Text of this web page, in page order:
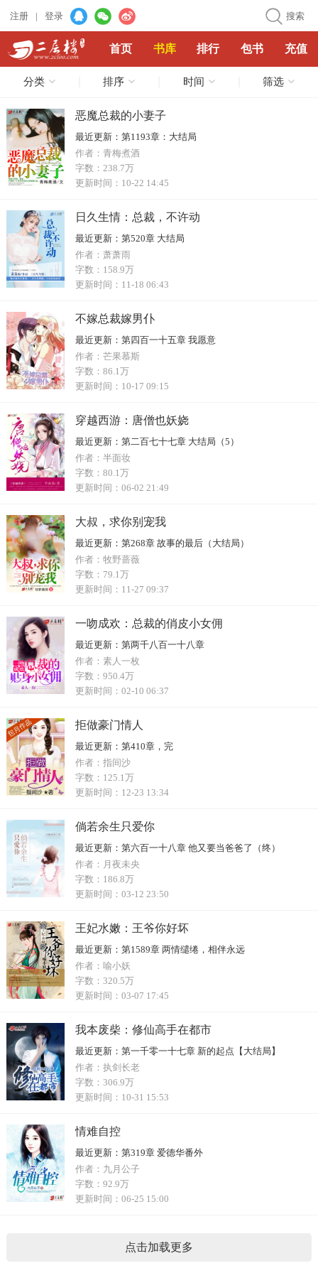
注册 | 登录 搜索
首页 书库 排行 包书 充值
分类 排序 时间 筛选
恶魔总裁的小妻子
最近更新： 第1193章：大结局
作者： 青梅煮酒
字数： 238.7万
更新时间： 10-22 14:45
日久生情：总裁，不许动
最近更新：
第520章 大结局
作者： 萧萧雨
字数： 158.9万
更新时间： 11-18 06:43
不嫁总裁嫁男仆
最近更新： 第四百一十五章 我愿意
作者： 芒果慕斯
字数： 86.1万
更新时间： 10-17 09:15
穿越西游：唐僧也妖娆
最近更新： 第二百七十七章 大结局（5）
作者： 半面妆
字数： 80.1万
更新时间： 06-02 21:49
大叔，求你别宠我
最近更新： 第268章 故事的最后（大结局）
作者： 牧野蔷薇
字数： 79.1万
更新时间： 11-27 09:37
一吻成欢：总裁的俏皮小女佣
最近更新： 第两千八百一十八章
作者： 素人一枚
字数： 950.4万
更新时间： 02-10 06:37
拒做豪门情人
最近更新： 第410章，完
作者： 指间沙
字数： 125.1万
更新时间： 12-23 13:34
倘若余生只爱你
最近更新： 第六百一十八章 他又要当爸爸了（终）
作者： 月夜未央
字数： 186.8万
更新时间： 03-12 23:50
王妃水嫩：王爷你好坏
最近更新： 第1589章 两情缱绻，相伴永远
作者： 喻小妖
字数： 320.5万
更新时间： 03-07 17:45
我本废柴：修仙高手在都市
最近更新： 第一千零一十七章 新的起点【大结局】
作者： 执剑长老
字数： 306.9万
更新时间： 10-31 15:53
情难自控
最近更新： 第319章 爱德华番外
作者： 九月公子
字数： 92.9万
更新时间： 06-25 15:00
点击加载更多